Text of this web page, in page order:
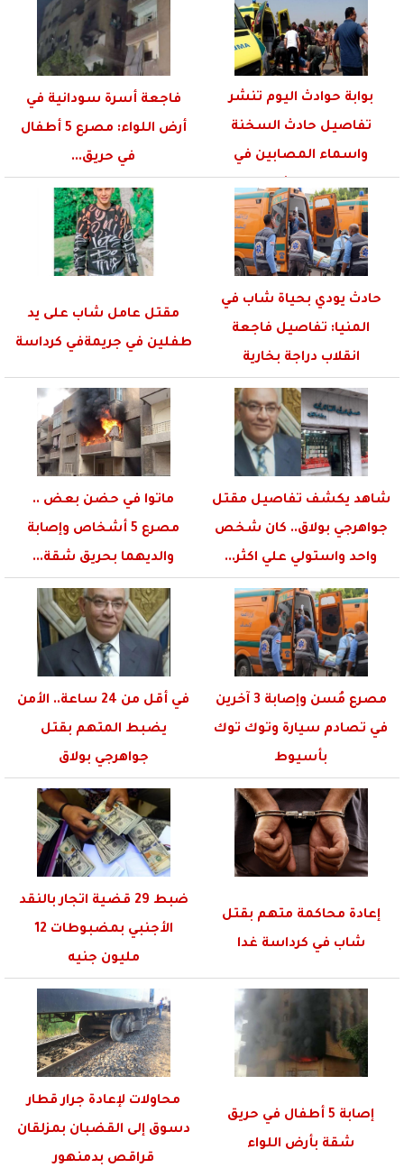
بوابة حوادث اليوم تنشر
تفاصيل حادث السخنة
واسماء المصابين في
الحادث
فاجعة أسرة سودانية في
أرض اللواء: مصرع 5 أطفال
في حريق...
حادث يودي بحياة شاب في
المنيا: تفاصيل فاجعة
انقلاب دراجة بخارية
مقتل عامل شاب على يد
طفلين في جريمةفي كرداسة
شاهد يكشف تفاصيل مقتل
جواهرجي بولاق.. كان شخص
واحد واستولي علي اكثر...
ماتوا في حضن بعض ..
مصرع 5 أشخاص وإصابة
والديهما بحريق شقة...
مصرع مُسن وإصابة 3 آخرين
في تصادم سيارة وتوك توك
بأسيوط
في أقل من 24 ساعة.. الأمن
يضبط المتهم بقتل
جواهرجي بولاق
إعادة محاكمة متهم بقتل
شاب في كرداسة غدا
ضبط 29 قضية اتجار بالنقد
الأجنبي بمضبوطات 12
مليون جنيه
إصابة 5 أطفال في حريق
شقة بأرض اللواء
محاولات لإعادة جرار قطار
دسوق إلى القضبان بمزلقان
قراقص بدمنهور